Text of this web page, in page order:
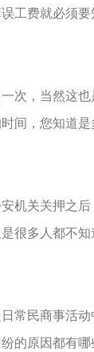
工费就必须
次，当然这
间，您知道
机关关押之
很多人都不
常民商事活
的原因都有